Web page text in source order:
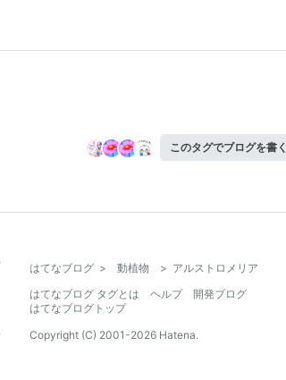
このタグでブログを書く
はてなブログ > 動植物 > アルストロメリア
はてなブログ タグとは
ヘルプ
開発ブログ
はてなブログトップ
Copyright (C) 2001-2026 Hatena.